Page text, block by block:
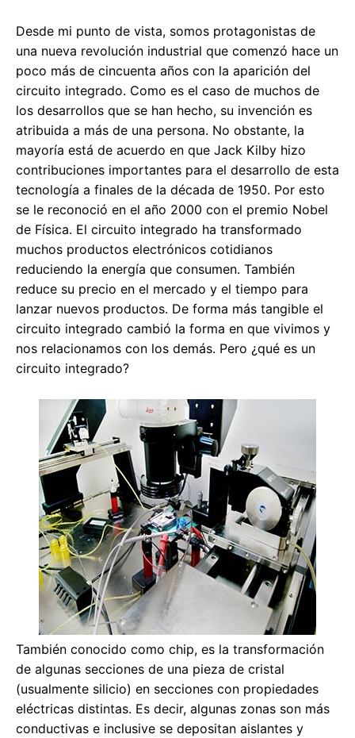
Desde mi punto de vista, somos protagonistas de
una nueva revolución industrial que comenzó hace un
poco más de cincuenta años con la aparición del
circuito integrado. Como es el caso de muchos de
los desarrollos que se han hecho, su invención es
atribuida a más de una persona. No obstante, la
mayoría está de acuerdo en que Jack Kilby hizo
contribuciones importantes para el desarrollo de esta
tecnología a finales de la década de 1950. Por esto
se le reconoció en el año 2000 con el premio Nobel
de Física. El circuito integrado ha transformado
muchos productos electrónicos cotidianos
reduciendo la energía que consumen. También
reduce su precio en el mercado y el tiempo para
lanzar nuevos productos. De forma más tangible el
circuito integrado cambió la forma en que vivimos y
nos relacionamos con los demás. Pero ¿qué es un
circuito integrado?
También conocido como chip, es la transformación
de algunas secciones de una pieza de cristal
(usualmente silicio) en secciones con propiedades
eléctricas distintas. Es decir, algunas zonas son más
conductivas e inclusive se depositan aislantes y